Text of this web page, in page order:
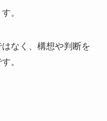
。
なく、構想や判断を
。